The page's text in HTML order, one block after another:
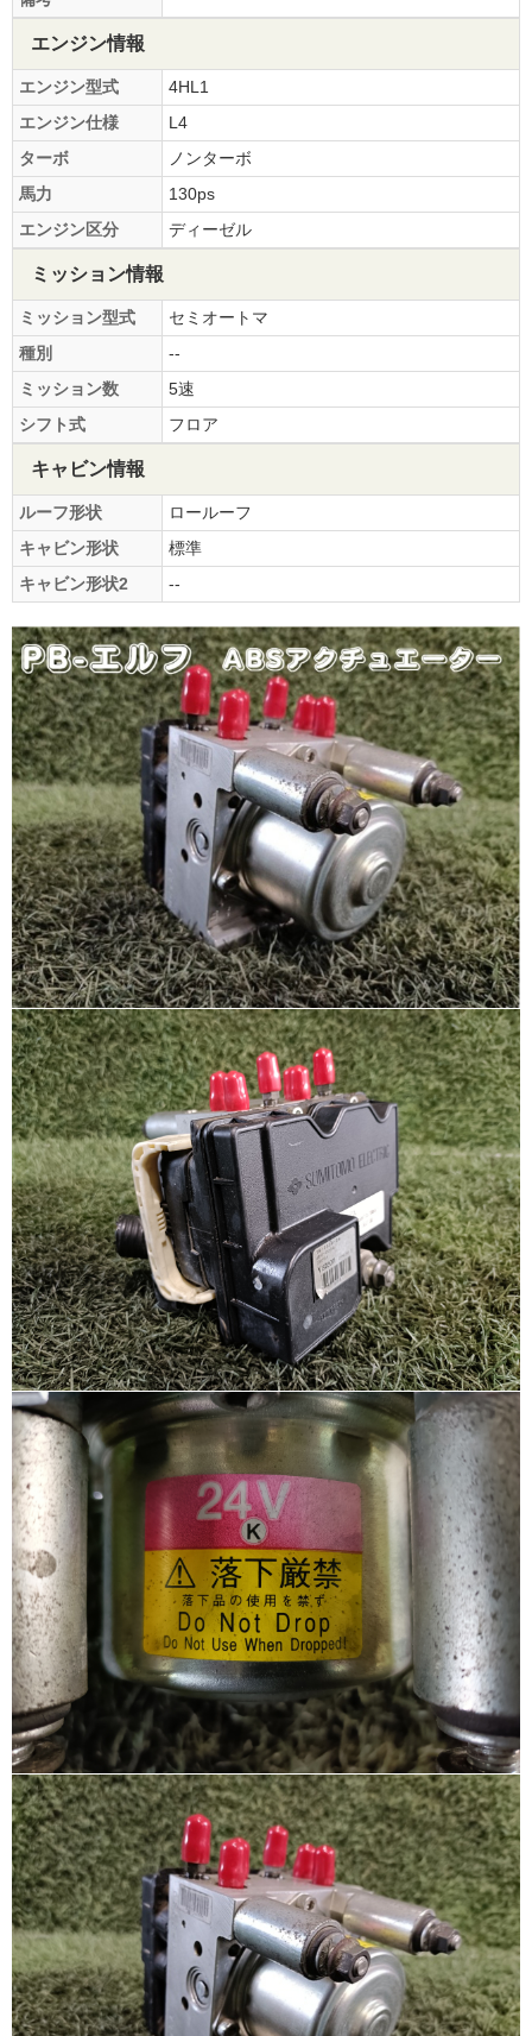
エンジン情報
エンジン型式
4HL1
エンジン仕様
L4
ターボ
ノンターボ
馬力
130ps
エンジン区分
ディーゼル
ミッション情報
ミッション型式
セミオートマ
種別
--
ミッション数
5速
シフト式
フロア
キャビン情報
ルーフ形状
ロールーフ
キャビン形状
標準
キャビン形状2
--